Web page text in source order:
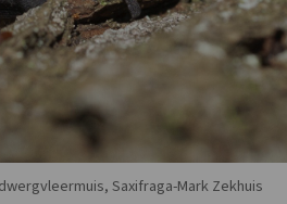
Saxifraga-Mark Zekhuis